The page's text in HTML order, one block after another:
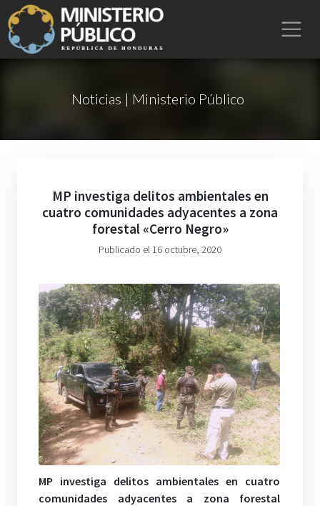
Noticias | Ministerio Público
MP investiga delitos ambientales en
cuatro comunidades adyacentes a zona
forestal «Cerro Negro»
Publicado el 16 octubre, 2020
MP investiga delitos ambientales en cuatro
comunidades adyacentes a zona forestal